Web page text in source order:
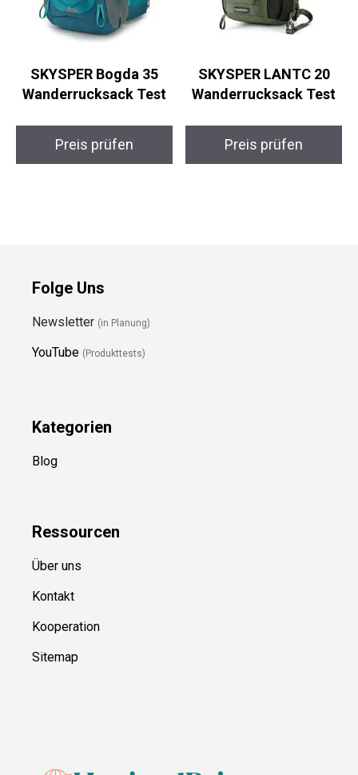
SKYSPER Bogda 35
Wanderrucksack Test
Preis prüfen
SKYSPER LANTC 20
Wanderrucksack Test
Preis prüfen
Folge Uns
Newsletter (in Planung)
YouTube (Produkttests)
Kategorien
Blog
Ressourcen
Über uns
Kontakt
Kooperation
Sitemap